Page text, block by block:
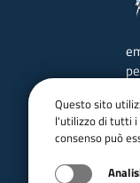
Questo sito
l'utilizzo di tutti i
consenso può